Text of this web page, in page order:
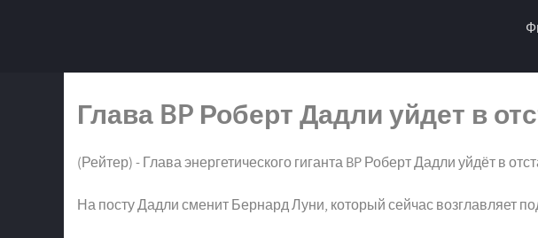
Глава BP Роберт Дадли уйдет в
(Рейтер) - Глава энергетического гиганта BP Роберт Дадли уйдёт в
На посту Дадли сменит Бернард Луни, который сейчас возглавляет